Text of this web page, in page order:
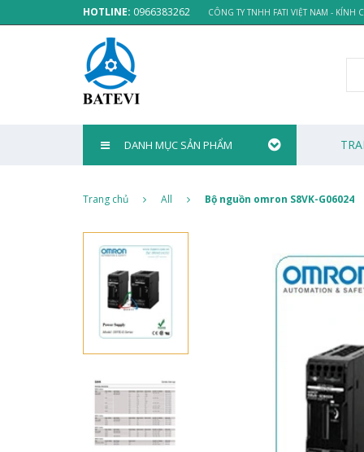
HOTLINE: 0966383262 CÔNG TY TNHH FATI VIỆT NAM - KÍNH
DANH MỤC SẢN PHẨM
Trang chủ All Bộ nguồn omron S8VK-G06024